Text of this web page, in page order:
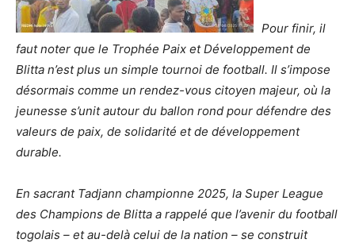
Pour finir, il
faut noter que le Trophée Paix et Développement de
Blitta n’est plus un simple tournoi de football. Il s’impose
désormais comme un rendez-vous citoyen majeur, où la
jeunesse s’unit autour du ballon rond pour défendre des
valeurs de paix, de solidarité et de développement
durable.
En sacrant Tadjann championne 2025, la Super League
des Champions de Blitta a rappelé que l’avenir du football
togolais – et au-delà celui de la nation – se construit